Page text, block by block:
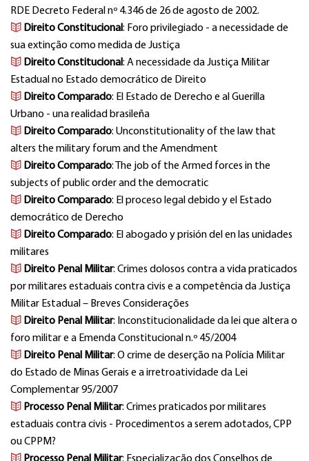
RDE Decreto Federal nº 4.346 de 26 de agosto de 2002.
Direito Constitucional: Foro privilegiado - a necessidade de
sua extinção como medida de Justiça
Direito Constitucional: A necessidade da Justiça Militar
Estadual no Estado democrático de Direito
Direito Comparado: El Estado de Derecho e al Guerilla
Urbano - una realidad brasileña
Direito Comparado: Unconstitutionality of the law that
alters the military forum and the Amendment
Direito Comparado: The job of the Armed forces in the
subjects of public order and the democratic
Direito Comparado: El proceso legal debido y el Estado
democrático de Derecho
Direito Comparado: El abogado y prisión del en las unidades
militares
Direito Penal Militar: Crimes dolosos contra a vida praticados
por militares estaduais contra civis e a competência da Justiça
Militar Estadual – Breves Considerações
Direito Penal Militar: Inconstitucionalidade da lei que altera o
foro militar e a Emenda Constitucional n.º 45/2004
Direito Penal Militar: O crime de deserção na Polícia Militar
do Estado de Minas Gerais e a irretroatividade da Lei
Complementar 95/2007
Processo Penal Militar: Crimes praticados por militares
estaduais contra civis - Procedimentos a serem adotados, CPP
ou CPPM?
Processo Penal Militar: Especialização dos Conselhos de